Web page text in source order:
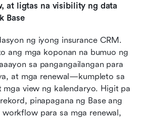
at ligtas na visibility ng data
Base
ng iyong insurance CRM.
ang mga koponan na bumuo ng
sa pangangailangan para
mga view ng kalendaryo. Higit pa
pinapagana ng Base ang
para sa mga renewal,